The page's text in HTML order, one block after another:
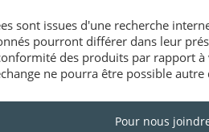
sont issues d'une recherche
pourront différer dans leur
des produits par rapport
ne pourra être possible
Pour nous